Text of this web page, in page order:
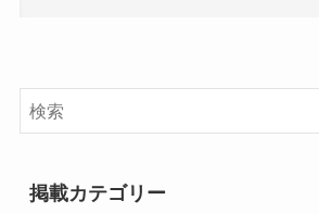
掲載カテゴリー